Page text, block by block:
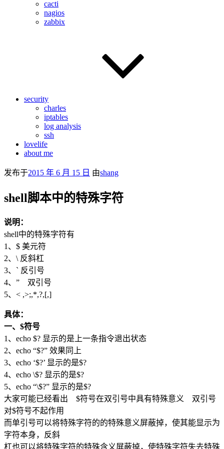
cacti
nagios
zabbix
security
charles
iptables
log analysis
ssh
lovelife
about me
发布于2015 年 6 月 15 日 由shang
shell脚本中的特殊字符
说明：
shell中的特殊字符有
1、$ 美元符
2、\ 反斜杠
3、` 反引号
4、” 双引号
5、< ,>;,*,?,[,]
具体：
一、$符号
1、echo $? 显示的是上一条指令退出状态
2、echo “$?” 效果同上
3、echo ‘$?’ 显示的是$?
4、echo \$? 显示的是$?
5、echo “\$?” 显示的是$?
大家可能已经看出 $符号在双引号中具有特殊意义 双引号
对$符号不起作用
而单引号可以将特殊字符的的特殊意义屏蔽掉，使其能显示为
字符本身，反斜
杠也可以将特殊字符的特殊含义屏蔽掉，使特殊字符失去特殊